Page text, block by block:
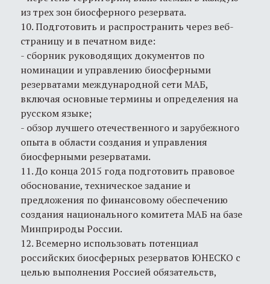
из трех зон биосферного резервата.
10. Подготовить и распространить через веб-
страницу и в печатном виде:
- сборник руководящих документов по
номинации и управлению биосферными
резерватами международной сети МАБ,
включая основные термины и определения на
русском языке;
- обзор лучшего отечественного и зарубежного
опыта в области создания и управления
биосферными резерватами.
11. До конца 2015 года подготовить правовое
обоснование, техническое задание и
предложения по финансовому обеспечению
создания национального комитета МАБ на базе
Минприроды России.
12. Всемерно использовать потенциал
российских биосферных резерватов ЮНЕСКО с
целью выполнения Россией обязательств,